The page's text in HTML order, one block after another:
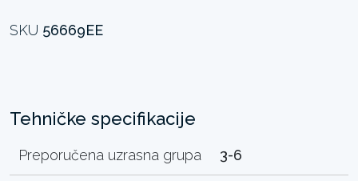
SKU 56669EE
Tehničke specifikacije
Preporučena uzrasna grupa 3-6